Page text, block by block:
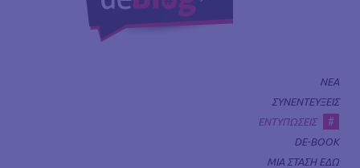
ΝΕΑ
ΣΥΝΕΝΤΕΥΞΕΙΣ
ΕΝΤΥΠΩΣΕΙΣ
#
DE-BOOK
ΜΙΑ ΣΤΑΣΗ ΕΔΩ